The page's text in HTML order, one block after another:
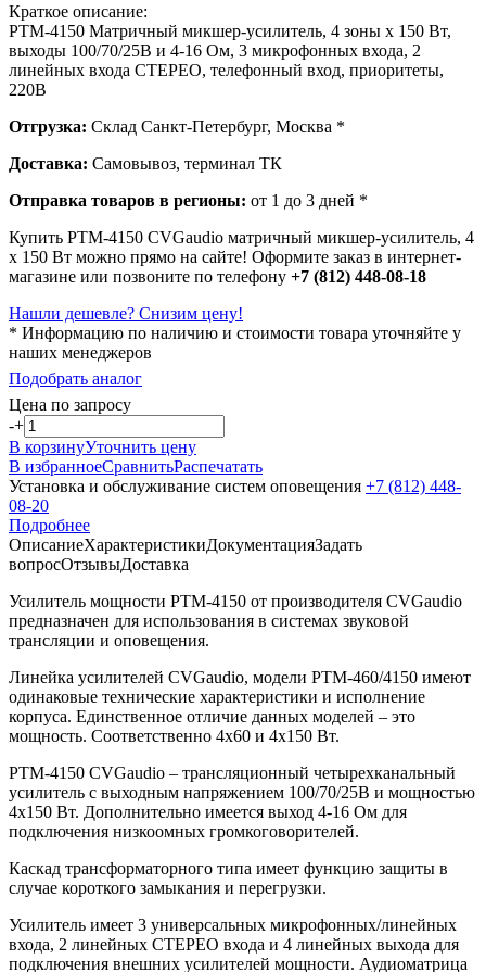
Краткое описание:
PTM-4150 Матричный микшер-усилитель, 4 зоны х 150 Вт,
выходы 100/70/25В и 4-16 Ом, 3 микрофонных входа, 2
линейных входа СТЕРЕО, телефонный вход, приоритеты,
220В
Отгрузка: Склад Санкт-Петербург, Москва *
Доставка: Самовывоз, терминал ТК
Отправка товаров в регионы: от 1 до 3 дней *
Купить PTM-4150 CVGaudio матричный микшер-усилитель, 4
х 150 Вт можно прямо на сайте! Оформите заказ в интернет-
магазине или позвоните по телефону +7 (812) 448-08-18
Нашли дешевле? Снизим цену!
* Информацию по наличию и стоимости товара уточняйте у
наших менеджеров
Подобрать аналог
Цена по запросу
-+
В корзинуУточнить цену
В избранноеСравнитьРаспечатать
Установка и обслуживание систем оповещения +7 (812) 448-
08-20
Подробнее
ОписаниеХарактеристикиДокументацияЗадать
вопросОтзывыДоставка
Усилитель мощности PTM-4150 от производителя CVGaudio
предназначен для использования в системах звуковой
трансляции и оповещения.
Линейка усилителей CVGaudio, модели PTM-460/4150 имеют
одинаковые технические характеристики и исполнение
корпуса. Единственное отличие данных моделей – это
мощность. Соответственно 4х60 и 4х150 Вт.
PTM-4150 CVGaudio – трансляционный четырехканальный
усилитель с выходным напряжением 100/70/25В и мощностью
4х150 Вт. Дополнительно имеется выход 4-16 Ом для
подключения низкоомных громкоговорителей.
Каскад трансформаторного типа имеет функцию защиты в
случае короткого замыкания и перегрузки.
Усилитель имеет 3 универсальных микрофонных/линейных
входа, 2 линейных СТЕРЕО входа и 4 линейных выхода для
подключения внешних усилителей мощности. Аудиоматрица